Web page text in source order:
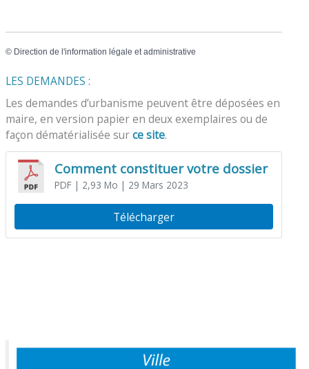
© Direction de l'information légale et administrative
LES DEMANDES :
Les demandes d’urbanisme peuvent être déposées en
maire, en version papier en deux exemplaires ou de
façon dématérialisée surce site.
Comment constituer votre dossier
PDF| 2,93 Mo | 29 Mars 2023
Télécharger